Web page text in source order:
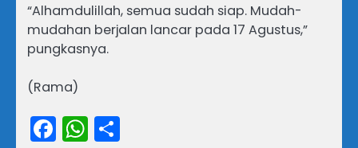
“Alhamdulillah, semua sudah siap. Mudah-
mudahan berjalan lancar pada 17 Agustus,”
pungkasnya.
(Rama)
Facebook
WhatsApp